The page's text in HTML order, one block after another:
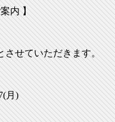
アルミバーエンド ミデ
用
アルミビレットレバー
AMT 用
アルミビレットレバー
アルミビレットレバー
アルミビレットレバー
内 】
させていただきます。
月)